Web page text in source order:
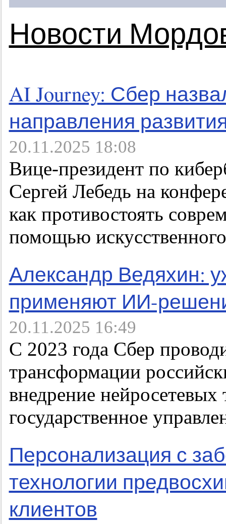
Новости
AI Journey: Сбер
направления
20.11.2025 18:08
Вице-президент по
Сергей Лебедь на
как противостоять
помощью
Александр Ведяхин:
применяют ИИ-
20.11.2025 16:49
C 2023 года Сбер
трансформации
внедрение
государственное
Персонализация с
технологии
клиентов